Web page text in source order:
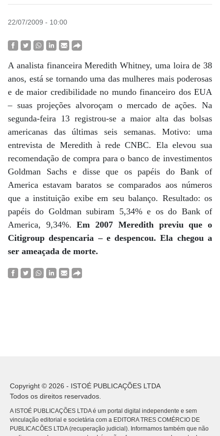
22/07/2009 - 10:00
A analista financeira Meredith Whitney, uma loira de 38
anos, está se tornando uma das mulheres mais poderosas
e de maior credibilidade no mundo financeiro dos EUA
– suas projeções alvoroçam o mercado de ações. Na
segunda-feira 13 registrou-se a maior alta das bolsas
americanas das últimas seis semanas. Motivo: uma
entrevista de Meredith à rede CNBC. Ela elevou sua
recomendação de compra para o banco de investimentos
Goldman Sachs e disse que os papéis do Bank of
America estavam baratos se comparados aos números
que a instituição exibe em seu balanço. Resultado: os
papéis do Goldman subiram 5,34% e os do Bank of
America, 9,34%.Em 2007 Meredith previu que o
Citigroup despencaria – e despencou. Ela chegou a
ser ameaçada de morte.
Copyright © 2026 - ISTOÉ PUBLICAÇÕES LTDA
Todos os direitos reservados.
A ISTOÉ PUBLICAÇÕES LTDA é um portal digital independente e sem
vinculação editorial e societária com a EDITORA TRES COMÉRCIO DE
PUBLICACÕES LTDA (recuperação judicial). Informamos também que não